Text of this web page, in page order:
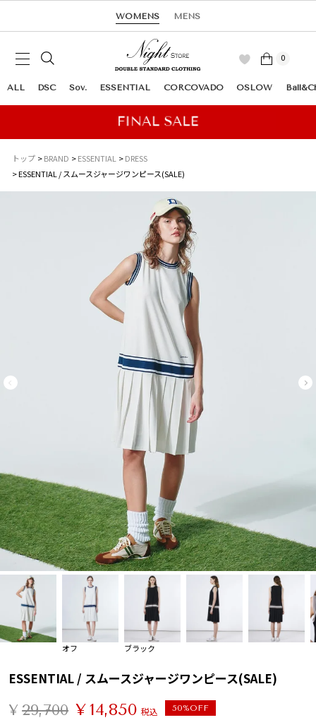
WOMENS MENS
0
ALL DSC Sov. ESSENTIAL CORCOVADO OSLOW
トップ BRAND ESSENTIAL
DRESS
ESSENTIAL / スムースジャージワンピース(SALE)
オフ ブラック
ESSENTIAL / スムースジャージワンピース(SALE)
¥ 29,700 ¥14,850 税込 50%OFF